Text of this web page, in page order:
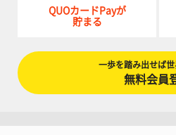
QUOカードPayが
貯まる
一歩を踏み出せば
無料会員